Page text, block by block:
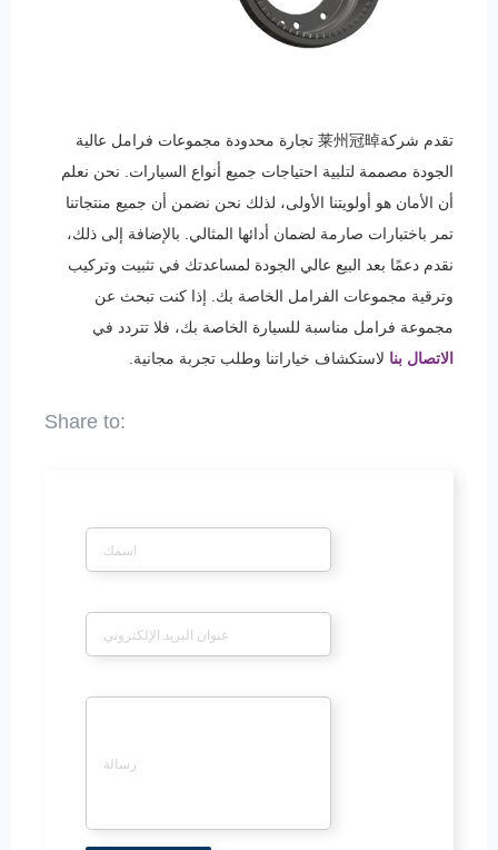
تقدم شركة莱州冠晫 تجارة محدودة مجموعات فرامل عالية
الجودة مصممة لتلبية احتياجات جميع أنواع السيارات. نحن نعلم
أن الأمان هو أولويتنا الأولى، لذلك نحن نضمن أن جميع منتجاتنا
تمر باختبارات صارمة لضمان أدائها المثالي. بالإضافة إلى ذلك،
نقدم دعمًا بعد البيع عالي الجودة لمساعدتك في تثبيت وتركيب
وترقية مجموعات الفرامل الخاصة بك. إذا كنت تبحث عن
مجموعة فرامل مناسبة للسيارة الخاصة بك، فلا تتردد في
الاتصال بنا لاستكشاف خياراتنا وطلب تجربة مجانية.